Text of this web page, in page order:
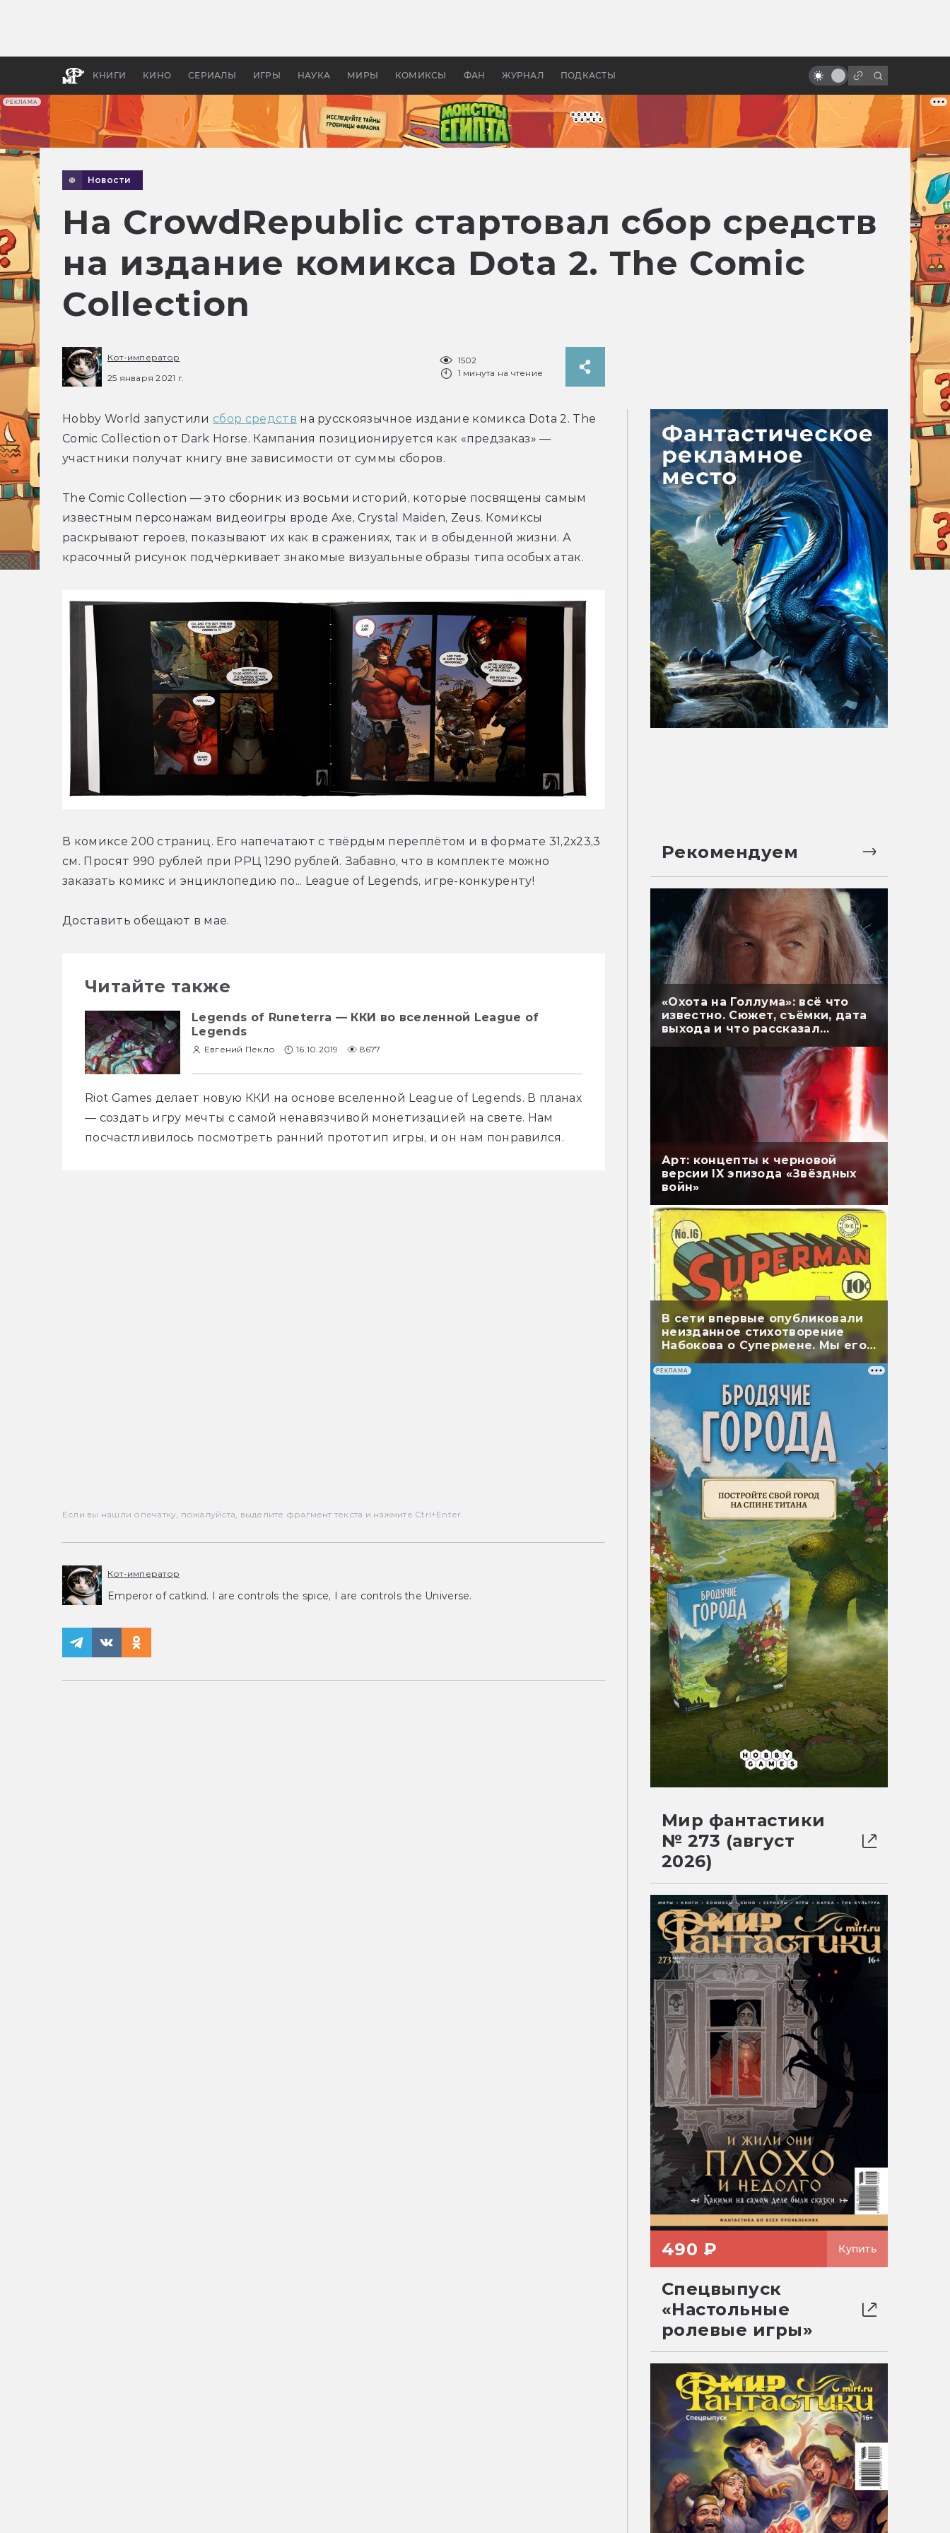
РЕКЛАМА
КНИГИ КИНО СЕРИАЛЫ ИГРЫ НАУКА МИРЫ КОМИКСЫ ФАН ЖУРНАЛ ПОДКАСТЫ
апокалипсис, в России —
бы «Властелина колец»
Голливуде
Новости
На CrowdRepublic стартовал сбор средств
на издание комикса Dota 2. The Comic
Collection
Кот-император
25 января 2021 г.
1502
1 минута на чтение
Hobby World запустили сбор средств на русскоязычное издание комикса Dota 2. The
Comic Collection от Dark Horse. Кампания позиционируется как «предзаказ» —
участники получат книгу вне зависимости от суммы сборов.
The Comic Collection — это сборник из восьми историй, которые посвящены самым
известным персонажам видеоигры вроде Axe, Crystal Maiden, Zeus. Комиксы
раскрывают героев, показывают их как в сражениях, так и в обыденной жизни. А
красочный рисунок подчёркивает знакомые визуальные образы типа особых атак.
В комиксе 200 страниц. Его напечатают с твёрдым переплётом и в формате 31,2х23,3
см. Просят 990 рублей при РРЦ 1290 рублей. Забавно, что в комплекте можно
заказать комикс и энциклопедию по... League of Legends, игре-конкуренту!
Доставить обещают в мае.
Читайте также
Legends of Runeterra — ККИ во вселенной League of
Legends
Евгений Пекло 16.10.2019 8677
Riot Games делает новую ККИ на основе вселенной League of Legends. В планах
— создать игру мечты с самой ненавязчивой монетизацией на свете. Нам
посчастливилось посмотреть ранний прототип игры, и он нам понравился.
Если вы нашли опечатку, пожалуйста, выделите фрагмент текста и нажмите Ctrl+Enter.
Кот-император
Emperor of catkind. I are controls the spice, I are controls the Universe.
Рекомендуем
«Охота на Голлума»: всё что
известно. Сюжет, съёмки, дата
выхода и что рассказал
Арт: концепты к черновой
версии IX эпизода «Звёздных
войн»
В сети впервые опубликовали
неизданное стихотворение
Набокова о Супермене. Мы его
перевели
РЕКЛАМА
Мир фантастики
№ 273 (август
2026)
490 ₽ Купить
Спецвыпуск
«Настольные
ролевые игры»